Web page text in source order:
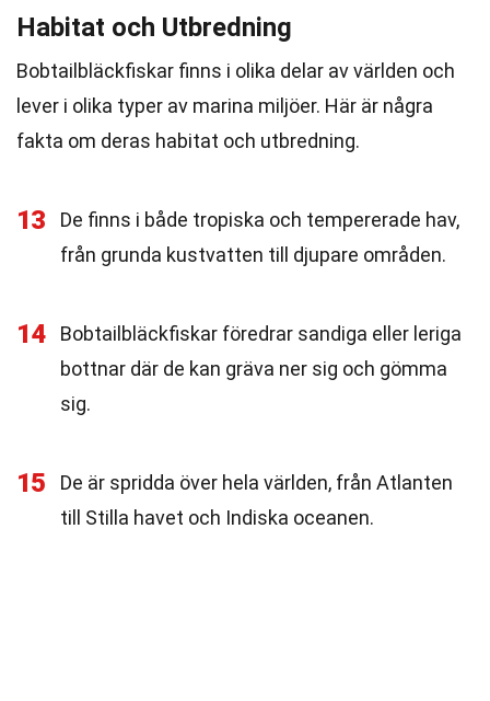
Habitat och Utbredning
Bobtailbläckfiskar finns i olika delar av världen och
lever i olika typer av marina miljöer. Här är några
fakta om deras habitat och utbredning.
13
De finns i både tropiska och tempererade hav,
från grunda kustvatten till djupare områden.
14
Bobtailbläckfiskar föredrar sandiga eller leriga
bottnar där de kan gräva ner sig och gömma
sig.
15
De är spridda över hela världen, från Atlanten
till Stilla havet och Indiska oceanen.